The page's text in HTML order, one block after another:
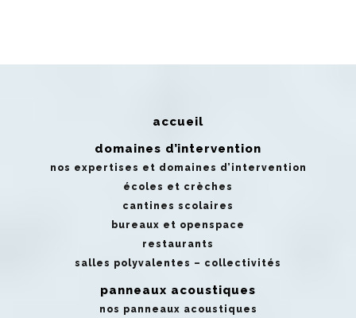
accueil
domaines d’intervention
nos expertises et domaines d’intervention
écoles et crèches
cantines scolaires
bureaux et openspace
restaurants
salles polyvalentes – collectivités
panneaux acoustiques
nos panneaux acoustiques